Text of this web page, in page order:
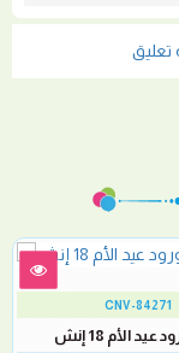
تعليق
CNV-84271
الأم 18 إنش